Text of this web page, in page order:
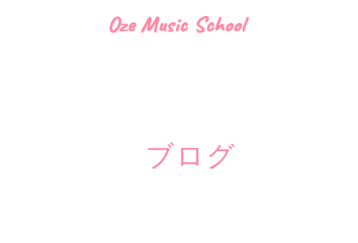
ブログ